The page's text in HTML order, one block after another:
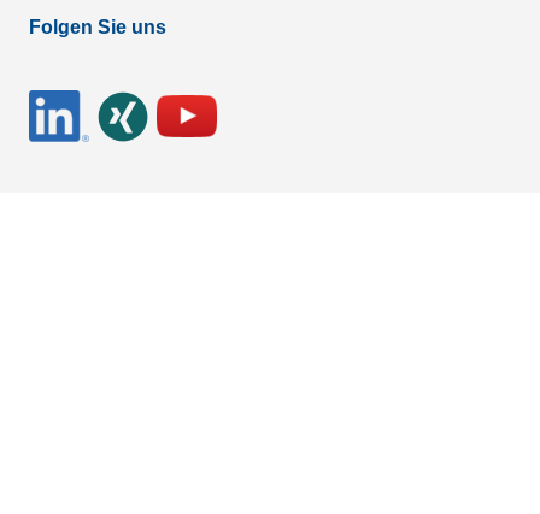
Folgen Sie uns